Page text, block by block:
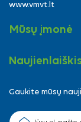
www.vmvt.lt
Mūsų įmonė
Gaukite mūsų